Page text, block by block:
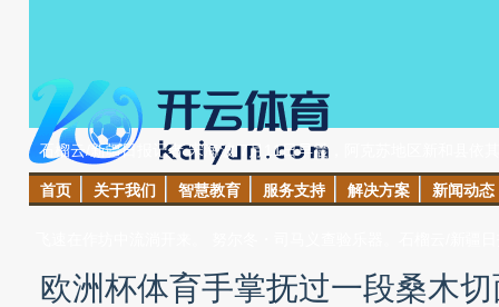
石榴云/新疆日报记者 宋海波 7月11日早晨，阿克苏地区新和县依
面，上头的年轮如同唱片纹路。他正用锉刀细细打磨一把弹拨尔
首页 关于我们 智慧教育 服务支持 解决方案 新闻动态
欧洲杯体育手掌抚过一段桑木